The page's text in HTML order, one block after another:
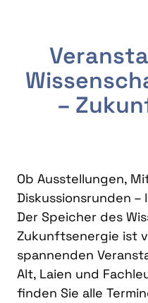
–
Ob Ausstellungen,
Diskussionsrunden
Der Speicher des
Zukunftsenergie ist
spannenden
Alt, Laien und
finden Sie alle